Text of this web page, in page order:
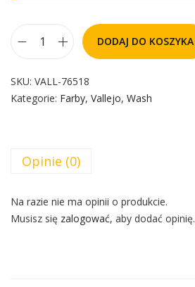
DODAJ DO KOSZYKA
SKU: VALL-76518
Kategorie: Farby, Vallejo, Wash
Opinie (0)
Na razie nie ma opinii o produkcie.
Musisz się zalogować, aby dodać opinię.